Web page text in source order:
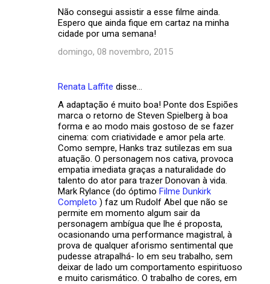
Não consegui assistir a esse filme ainda.
Espero que ainda fique em cartaz na minha
cidade por uma semana!
domingo, 08 novembro, 2015
Renata Laffite disse…
A adaptação é muito boa! Ponte dos Espiões
marca o retorno de Steven Spielberg à boa
forma e ao modo mais gostoso de se fazer
cinema: com criatividade e amor pela arte.
Como sempre, Hanks traz sutilezas em sua
atuação. O personagem nos cativa, provoca
empatia imediata graças a naturalidade do
talento do ator para trazer Donovan à vida.
Mark Rylance (do óptimo Filme Dunkirk
Completo ) faz um Rudolf Abel que não se
permite em momento algum sair da
personagem ambígua que lhe é proposta,
ocasionando uma performance magistral, à
prova de qualquer aforismo sentimental que
pudesse atrapalhá- lo em seu trabalho, sem
deixar de lado um comportamento espirituoso
e muito carismático. O trabalho de cores, em